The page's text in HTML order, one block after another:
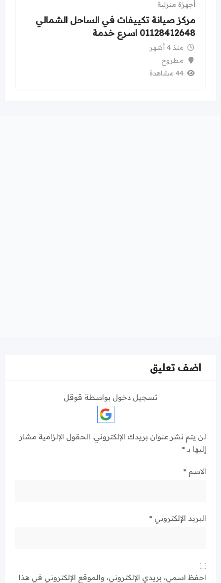
أجهزة منزلية
مركز صيانة تكييفات في الساحل الشمالي
01128412648 اسرع خدمة
منذ 4 أشهر
مطروح
44 مشاهدة
اضف تعليق
تسجيل دخول بواسطة قوقل
لن يتم نشر عنوان بريدك الإلكتروني. الحقول الإلزامية مشار
إليها بـ*
الاسم *
البريد الإلكتروني *
احفظ اسمي، بريدي الإلكتروني، والموقع الإلكتروني في هذا